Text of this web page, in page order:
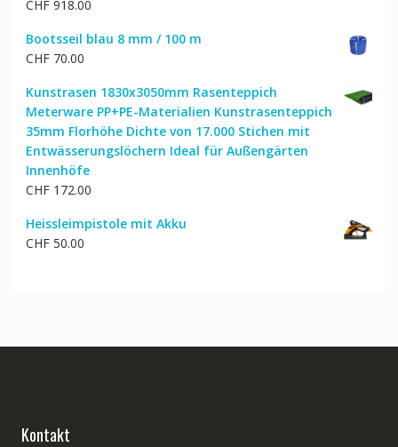
CHF918.00
Bootsseil blau 8 mm / 100 m
CHF70.00
Kunstrasen 1830x3050mm Rasenteppich
Meterware PP+PE-Materialien Kunstrasenteppich
35mm Florhöhe Dichte von 17.000 Stichen mit
Entwässerungslöchern Ideal für Außengärten
Innenhöfe
CHF172.00
Heissleimpistole mit Akku
CHF50.00
Kontakt